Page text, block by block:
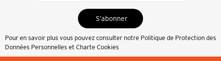
S’abonner
Pour en savoir plus vous pouvez consulter notre Politique de Protection des
Données Personnelles et Charte Cookies